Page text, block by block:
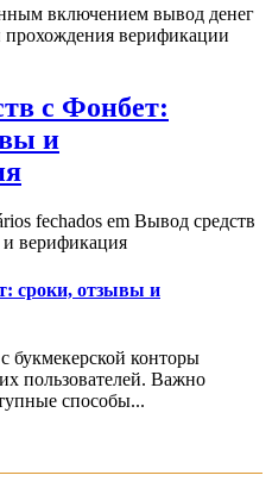
включением вывод денег
верификации
с Фонбет:
и
fechados em Вывод средств
верификация
сроки, отзывы и
букмекерской конторы
пользователей. Важно
способы...